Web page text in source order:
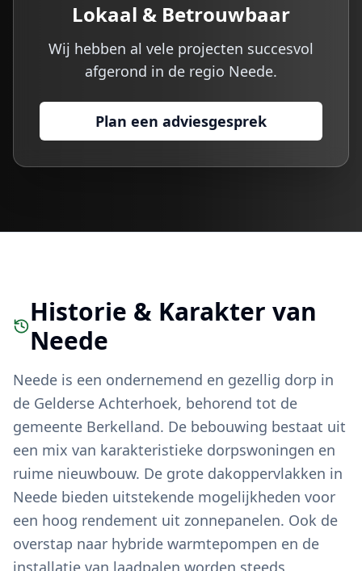
Lokaal & Betrouwbaar
Wij hebben al vele projecten succesvol
afgerond in de regio Neede.
Plan een adviesgesprek
Historie & Karakter van
Neede
Neede is een ondernemend en gezellig dorp in
de Gelderse Achterhoek, behorend tot de
gemeente Berkelland. De bebouwing bestaat uit
een mix van karakteristieke dorpswoningen en
ruime nieuwbouw. De grote dakoppervlakken in
Neede bieden uitstekende mogelijkheden voor
een hoog rendement uit zonnepanelen. Ook de
overstap naar hybride warmtepompen en de
installatie van laadpalen worden steeds